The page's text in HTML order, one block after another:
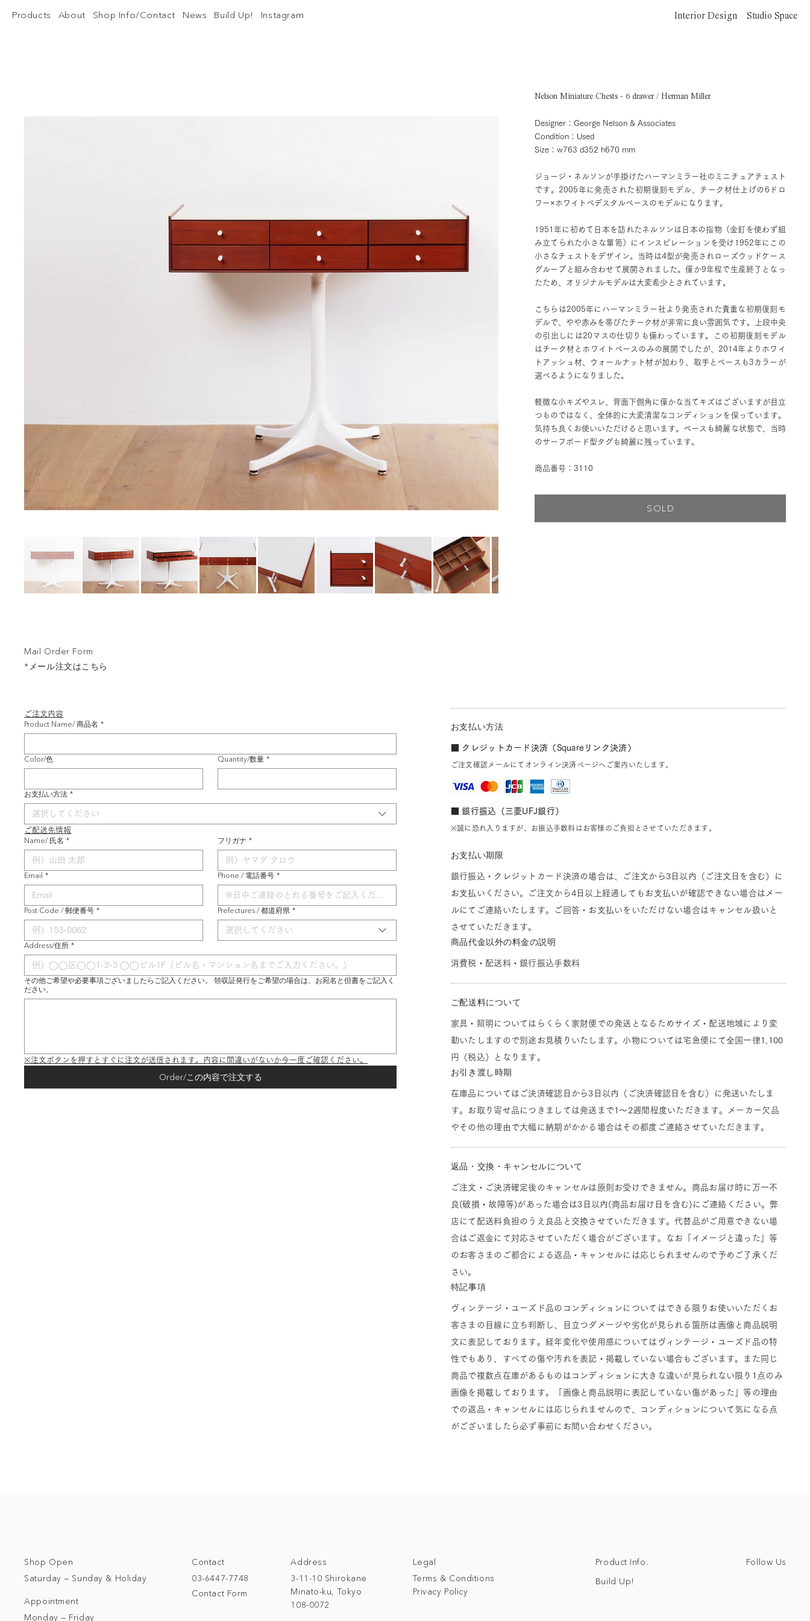
Interior Design Studio Space
Products About Shop Info/Contact News Build Up! Instagram
ご注文内容
Product Name/ 商品名 *
Color/色 Quantity/数量 *
お支払い方法 *
選択してください
ご配送先情報
Name/ 氏名 * フリガナ *
Email * Phone / 電話番号 *
Post Code / 郵便番号 * Prefectures / 都道府県 *
選択してください
Address/住所 *
その他ご希望や必要事項ございましたらご記入ください。 領収証発行をご希望の場合は、お宛名と但書をご記入く
ださい。
※注文ボタンを押すとすぐに注文が送信されます。内容に間違いがないか今一度ご確認ください。
Order/この内容で注文する
お支払い方法
■ クレジットカード決済（Squareリンク決済）
ご注文確認メールにてオンライン決済ページへご案内いたします。
■ 銀行振込（三菱UFJ銀行）
※誠に恐れ入りますが、お振込手数料はお客様のご負担とさせていただきます。
お支払い期限
銀行振込・クレジットカード決済の場合は、ご注文から3日以内（ご注文日を含む）に
お支払いください。ご注文から4日以上経過してもお支払いが確認できない場合はメー
ルにてご連絡いたします。ご回答・お支払いをいただけない場合はキャンセル扱いと
させていただきます。
商品代金以外の料金の説明
消費税・配送料・銀行振込手数料
ご配送料について
家具・照明についてはらくらく家財便での発送となるためサイズ・配送地域により変
動いたしますので別途お見積りいたします。小物については宅急便にて全国一律1,100
円（税込）となります。
お引き渡し時期
在庫品についてはご決済確認日から3日以内（ご決済確認日を含む）に発送いたしま
す。お取り寄せ品につきましては発送まで1～2週間程度いただきます。メーカー欠品
やその他の理由で大幅に納期がかかる場合はその都度ご連絡させていただきます。
返品・交換・キャンセルについて
ご注文・ご決済確定後のキャンセルは原則お受けできません。商品お届け時に万一不
良(破損・故障等)があった場合は3日以内(商品お届け日を含む)にご連絡ください。弊
店にて配送料負担のうえ良品と交換させていただきます。代替品がご用意できない場
合はご返金にて対応させていただく場合がございます。なお「イメージと違った」等
のお客さまのご都合による返品・キャンセルには応じられませんので予めご了承くだ
さい。
特記事項
ヴィンテージ・ユーズド品のコンディションについてはできる限りお使いいただくお
客さまの目線に立ち判断し、目立つダメージや劣化が見られる箇所は画像と商品説明
文に表記しております。経年変化や使用感についてはヴィンテージ・ユーズド品の特
性でもあり、すべての傷や汚れを表記・掲載していない場合もございます。また同じ
商品で複数点在庫があるものはコンディションに大きな違いが見られない限り1点のみ
画像を掲載しております。「画像と商品説明に表記していない傷があった」等の理由
での返品・キャンセルには応じられませんので、コンディションについて気になる点
がございましたら必ず事前にお問い合わせください。
Mail Order Form
*メール注文はこちら
Nelson Miniature Chests - 6 drawer / Herman Miller
Designer：George Nelson & Associates
Condition：Used
Size：w763 d352 h670 mm
ジョージ・ネルソンが手掛けたハーマンミラー社のミニチュアチェスト
です。2005年に発売された初期復刻モデル、チーク材仕上げの6ドロ
ワー×ホワイトペデスタルベースのモデルになります。
1951年に初めて日本を訪れたネルソンは日本の指物（金釘を使わず組
み立てられた小さな簞笥）にインスピレーションを受け1952年にこの
小さなチェストをデザイン。当時は4型が発売されローズウッドケース
グループと組み合わせて展開されました。僅か9年程で生産終了となっ
たため、オリジナルモデルは大変希少とされています。
こちらは2005年にハーマンミラー社より発売された貴重な初期復刻モ
デルで、やや赤みを帯びたチーク材が非常に良い雰囲気です。上段中央
の引出しには20マスの仕切りも備わっています。この初期復刻モデル
はチーク材とホワイトベースのみの展開でしたが、2014年よりホワイ
トアッシュ材、ウォールナット材が加わり、取手とベースも3カラーが
選べるようになりました。
軽微な小キズやスレ、背面下側角に僅かな当てキズはございますが目立
つものではなく、全体的に大変清潔なコンディションを保っています。
気持ち良くお使いいただけると思います。ベースも綺麗な状態で、当時
のサーフボード型タグも綺麗に残っています。
商品番号：3110
SOLD
Address
3-11-10 Shirokane
Minato-ku, Tokyo
108-0072
Contact
03-6447-7748
Contact Form
Shop Open
Saturday — Sunday & Holiday
Appointment
Monday — Friday
Legal
Terms & Conditions
Privacy Policy
Product Info.
Build Up!
Follow Us